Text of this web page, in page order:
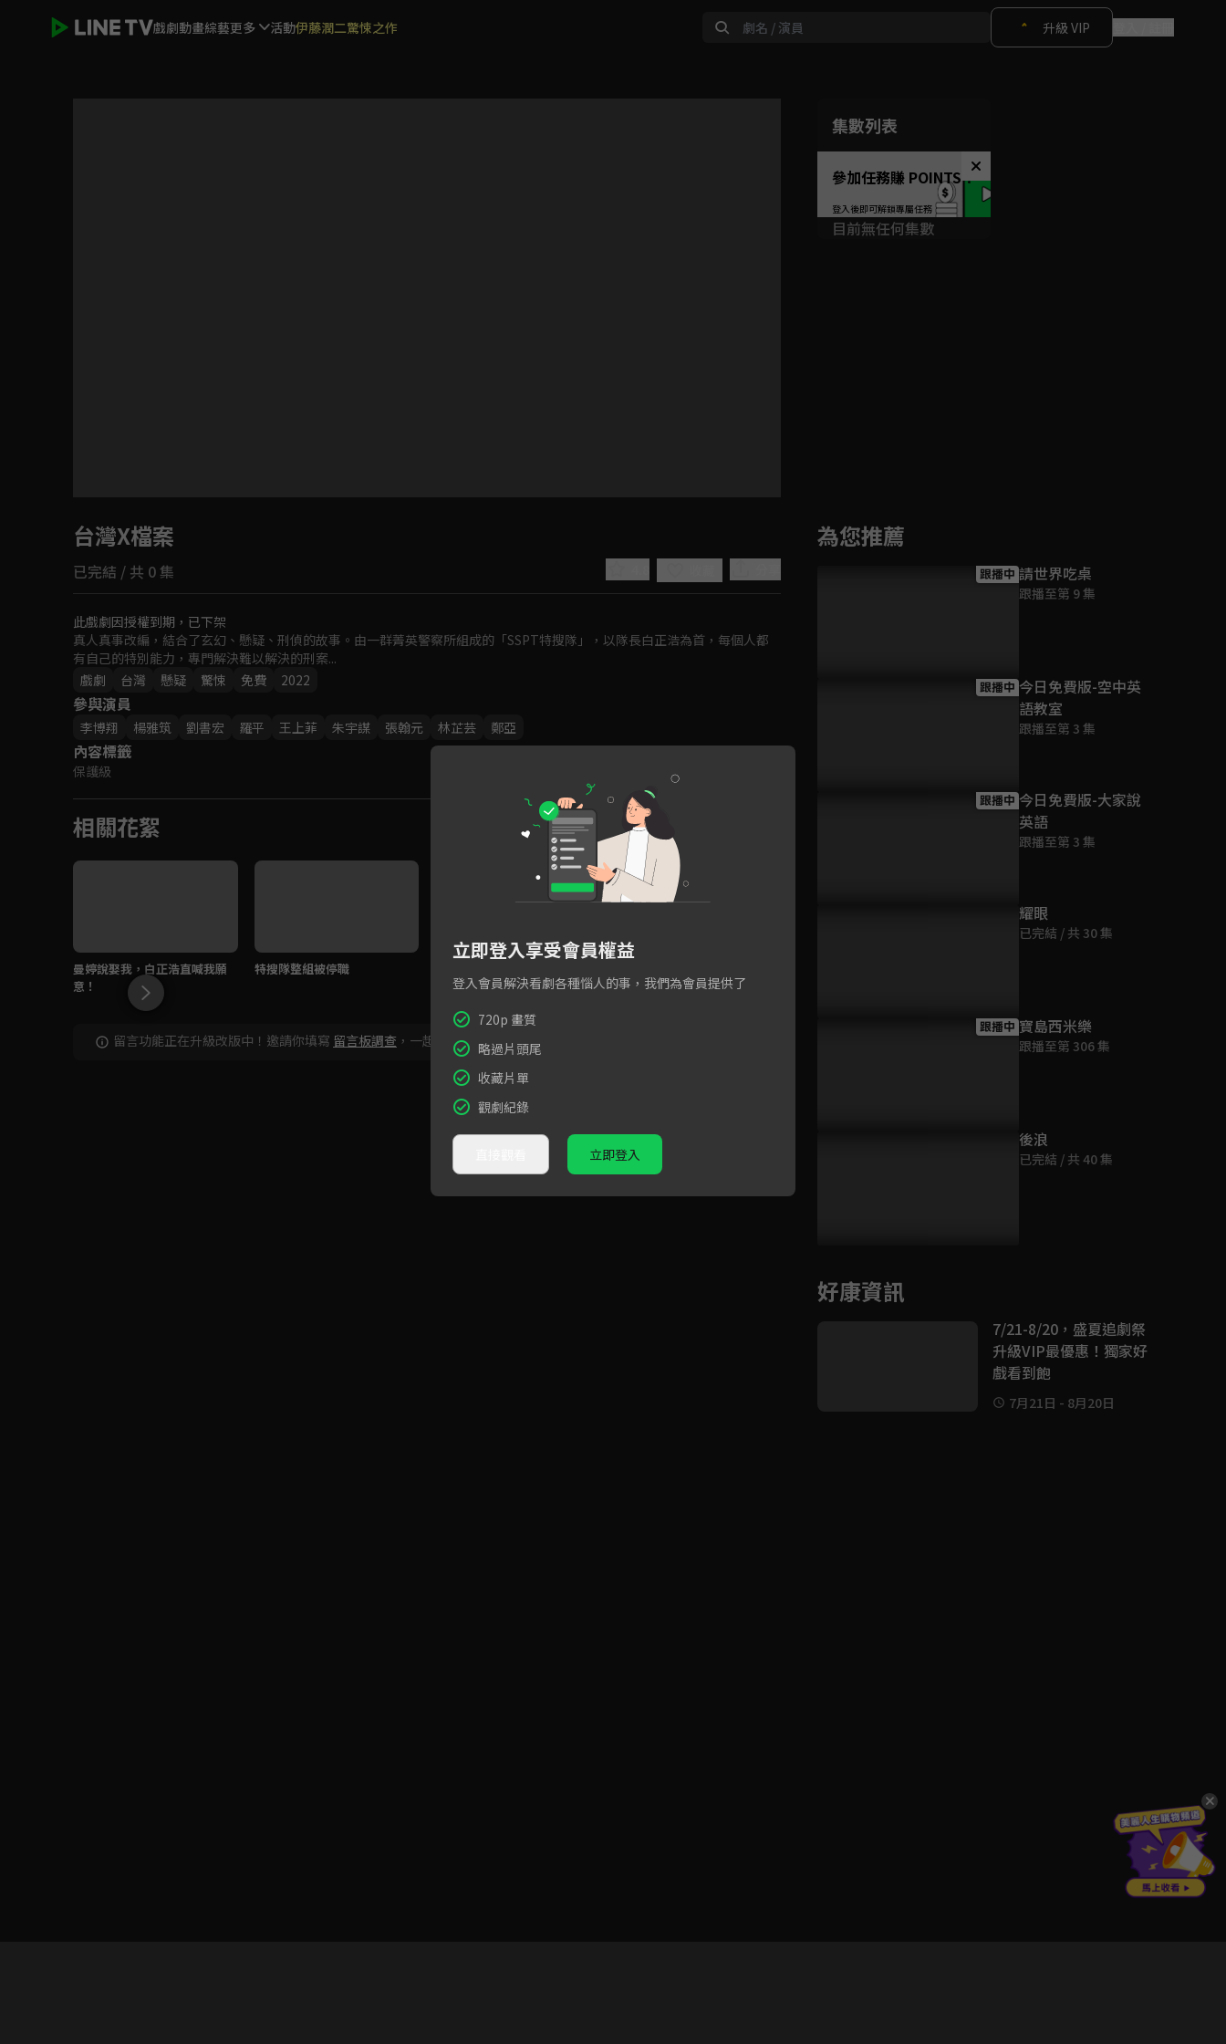
戲劇動畫綜藝更多 活動伊藤潤二驚悚之作 升級 VIP
Play
如有不便請見諒
集數列表
參加任務賺 POINTS！
目前無任何集數
台灣X檔案
已完結 / 共 0 集
此戲劇因授權到期，已下架
真人真事改編，結合了玄幻、懸疑、刑偵的故事。由一群菁英警察所組成的「SSPT特搜隊」，以隊長白正浩為首，每個人都
有自己的特別能力，專門解決難以解決的刑案...
戲劇
台灣 懸疑 驚悚 免費 2022
參與演員
李博翔 楊雅筑 劉書宏 羅平 王上菲 朱宇謀 張翰元 林芷芸 鄭亞
內容標籤
保護級
相關花絮
曼婷說娶我，白正浩直喊我願
意！
特搜隊整組被停職
摔下山坡
留言功能正在升級改版中！邀請你填寫 留言板調查 ，一起共創新版留言功能！
為您推薦
跟播中 請世界吃桌
跟播至第 9 集
跟播中 今日免費版-空中英
語教室
跟播至第 3 集
跟播中 今日免費版-大家說
英語
跟播至第 3 集
耀眼
已完結 / 共 30 集
跟播中 寶島西米樂
跟播至第 306 集
後浪
已完結 / 共 40 集
好康資訊
7/21-8/20，盛夏追劇祭
升級VIP最優惠！獨家好
戲看到飽
7月21日 - 8月20日
立即登入享受會員權益
登入會員解決看劇各種惱人的事，我們為會員提供了
720p 畫質
略過片頭尾
收藏片單
觀劇紀錄
立即登入